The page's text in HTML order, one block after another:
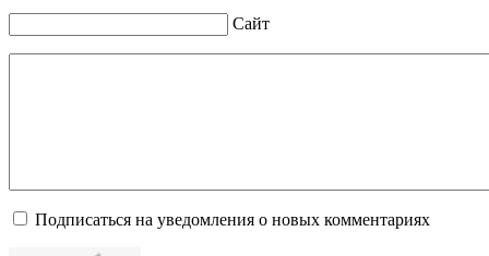
Сайт
Подписаться на уведомления о новых комментариях